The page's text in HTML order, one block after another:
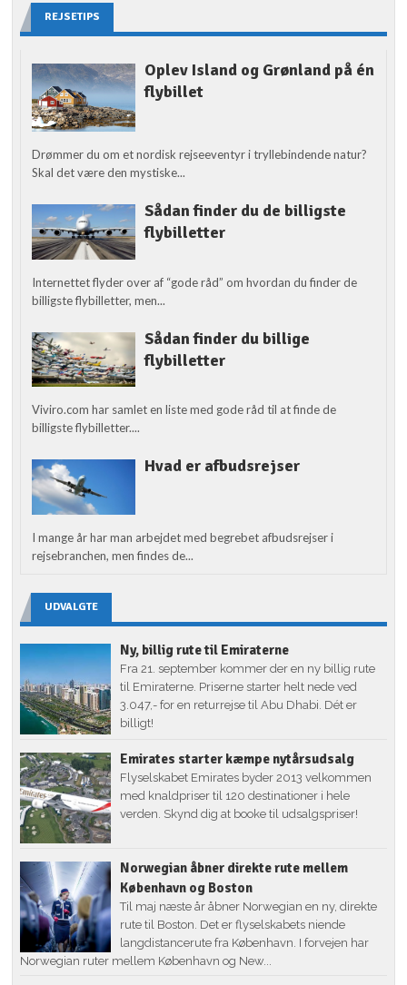
REJSETIPS
Oplev Island og Grønland på én
flybillet
Drømmer du om et nordisk rejseeventyr i tryllebindende natur?
Skal det være den mystiske...
Sådan finder du de billigste
flybilletter
Internettet flyder over af “gode råd” om hvordan du finder de
billigste flybilletter, men...
Sådan finder du billige
flybilletter
Viviro.com har samlet en liste med gode råd til at finde de
billigste flybilletter....
Hvad er afbudsrejser
I mange år har man arbejdet med begrebet afbudsrejser i
rejsebranchen, men findes de...
UDVALGTE
Ny, billig rute til Emiraterne
Fra 21. september kommer der en ny billig rute
til Emiraterne. Priserne starter helt nede ved
3.047,- for en returrejse til Abu Dhabi. Dét er
billigt!
Emirates starter kæmpe nytårsudsalg
Flyselskabet Emirates byder 2013 velkommen
med knaldpriser til 120 destinationer i hele
verden. Skynd dig at booke til udsalgspriser!
Norwegian åbner direkte rute mellem
København og Boston
Til maj næste år åbner Norwegian en ny, direkte
rute til Boston. Det er flyselskabets niende
langdistancerute fra København. I forvejen har
Norwegian ruter mellem København og New...